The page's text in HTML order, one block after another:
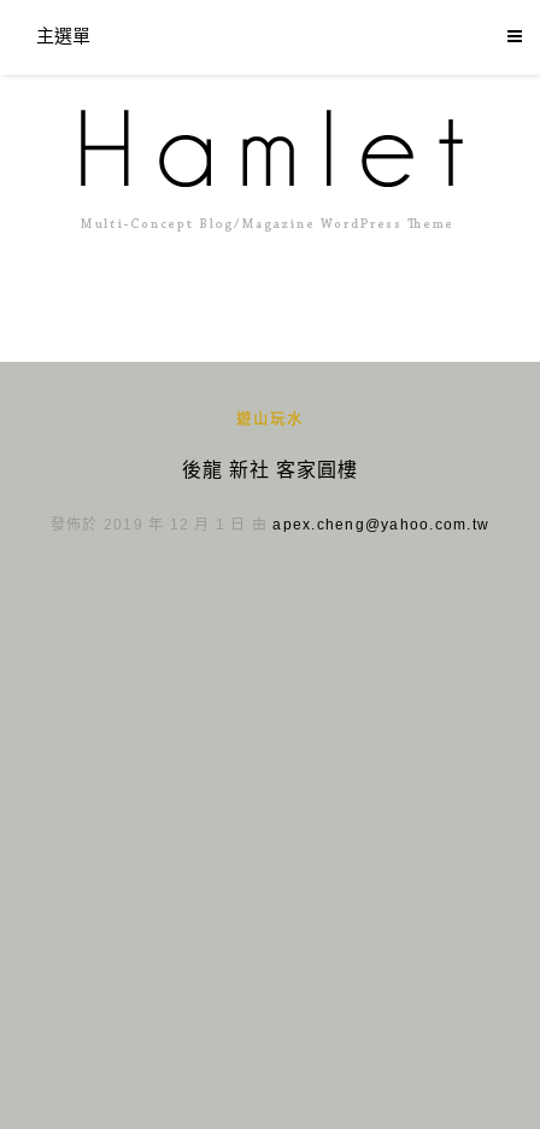
主選單
遊山玩水
後龍 新社 客家圓樓
發佈於 2019 年 12 月 1 日 由apex.cheng@yahoo.com.tw